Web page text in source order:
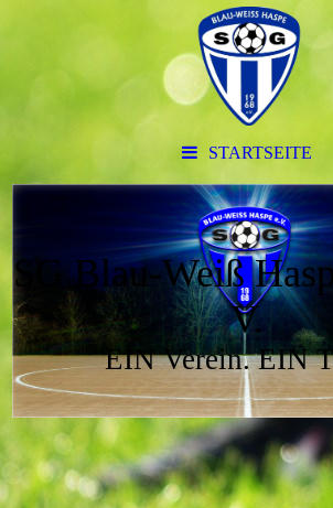
STARTSEITE
SG Blau-Weiß
V.
EIN Verein. EIN